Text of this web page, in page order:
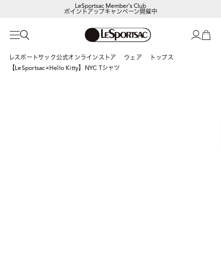
LeSportsac Member's Club
ポイントアップキャンペーン開催中
レスポートサック公式オンラインストア ウェア
トップス
【LeSportsac×Hello Kitty】NYC Tシャツ